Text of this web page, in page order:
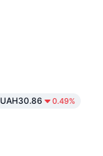
UAH30.86 0.49%